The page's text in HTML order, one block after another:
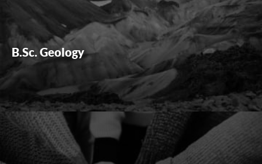
B.Sc. Geology